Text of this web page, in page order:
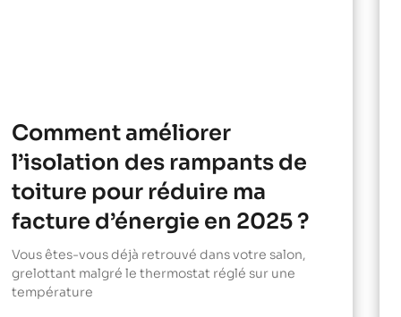
Comment améliorer
l’isolation des rampants de
toiture pour réduire ma
facture d’énergie en 2025 ?
Vous êtes-vous déjà retrouvé dans votre salon,
grelottant malgré le thermostat réglé sur une
température